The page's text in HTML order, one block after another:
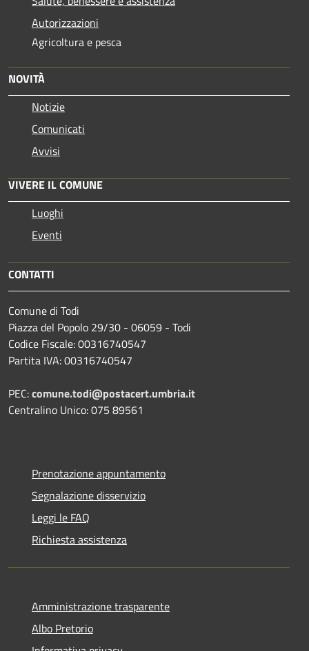
Autorizzazioni
Agricoltura e pesca
NOVITÀ
Notizie
Comunicati
Avvisi
VIVERE IL COMUNE
Luoghi
Eventi
CONTATTI
Comune di Todi
Piazza del Popolo 29/30 - 06059 - Todi
Codice Fiscale: 00316740547
Partita IVA: 00316740547
PEC:comune.todi@postacert.umbria.it
Centralino Unico: 075 89561
Prenotazione appuntamento
Segnalazione disservizio
Leggi le FAQ
Richiesta assistenza
Amministrazione trasparente
Albo Pretorio